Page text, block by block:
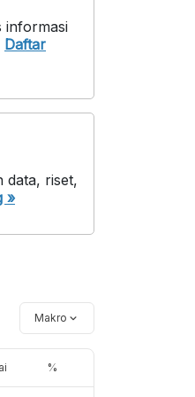
informasi
Daftar
data, riset,
»
Makro
%